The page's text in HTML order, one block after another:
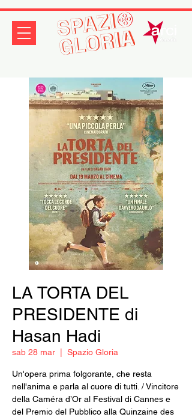
LA TORTA DEL
PRESIDENTE di
Hasan Hadi
sab 28 mar Spazio Gloria
Un'opera prima folgorante, che resta
nell'anima e parla al cuore di tutti. / Vincitore
della Caméra d’Or al Festival di Cannes e
del Premio del Pubblico alla Quinzaine des